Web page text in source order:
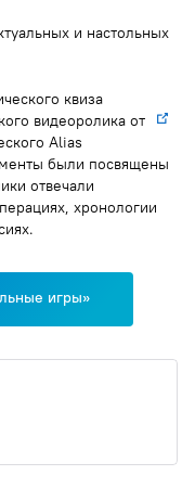
и настольных
квиза
видеоролика от
Alias
были посвящены
отвечали
хронологии
игры»